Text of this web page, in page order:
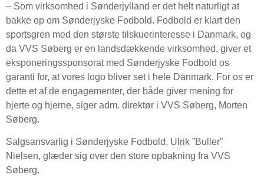
– Som virksomhed i Sønderjylland er det helt naturligt at
bakke op om Sønderjyske Fodbold. Fodbold er klart den
sportsgren med den største tilskuerinteresse i Danmark, og
da VVS Søberg er en landsdækkende virksomhed, giver et
eksponeringssponsorat med Sønderjyske Fodbold os
garanti for, at vores logo bliver set i hele Danmark. For os er
dette et af de engagementer, der både giver mening for
hjerte og hjerne, siger adm. direktør i VVS Søberg, Morten
Søberg.
Salgsansvarlig i Sønderjyske Fodbold, Ulrik ”Buller”
Nielsen, glæder sig over den store opbakning fra VVS
Søberg.